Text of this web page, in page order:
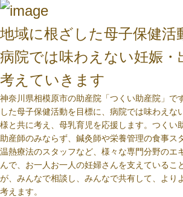
地域に根ざした母子保健活
病院では味わえない妊娠・
考えていきます
神奈川県相模原市の助産院「つくい助産院」で
した母子保健活動を目標に、病院では味わえな
様と共に考え、母乳育児を応援します。つくい
助産師のみならず、鍼灸師や栄養管理の食事ス
温熱療法のスタッフなど、様々な専門分野のエ
んで、お一人お一人の妊婦さんを支えているこ
が、みんなで相談し、みんなで共有して、より
考えます。